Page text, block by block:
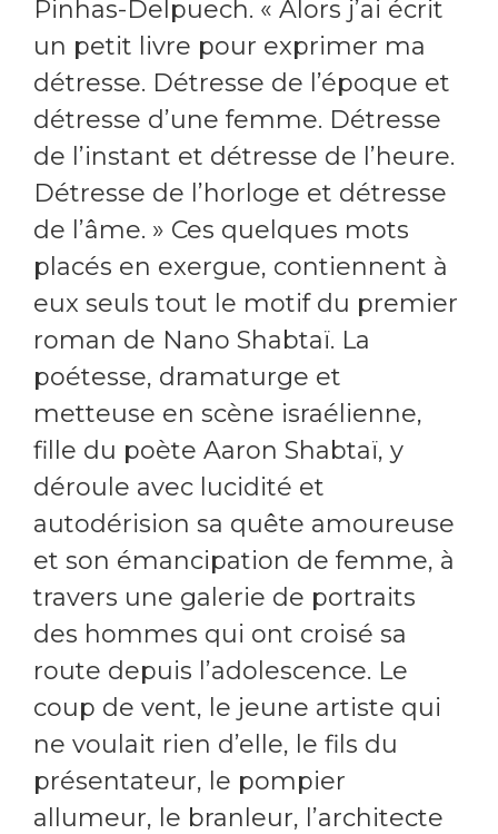
Pinhas-Delpuech. « Alors j’ai écrit
un petit livre pour exprimer ma
détresse. Détresse de l’époque et
détresse d’une femme. Détresse
de l’instant et détresse de l’heure.
Détresse de l’horloge et détresse
de l’âme. » Ces quelques mots
placés en exergue, contiennent à
eux seuls tout le motif du premier
roman de Nano Shabtaï. La
poétesse, dramaturge et
metteuse en scène israélienne,
fille du poète Aaron Shabtaï, y
déroule avec lucidité et
autodérision sa quête amoureuse
et son émancipation de femme, à
travers une galerie de portraits
des hommes qui ont croisé sa
route depuis l’adolescence. Le
coup de vent, le jeune artiste qui
ne voulait rien d’elle, le fils du
présentateur, le pompier
allumeur, le branleur, l’architecte